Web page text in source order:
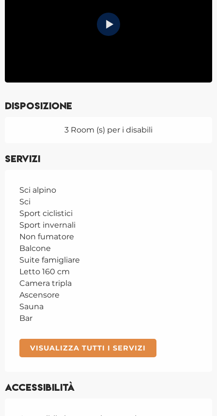
Disposizione
3 Room (s) per i disabili
Servizi
Sci alpino
Sci
Sport ciclistici
Sport invernali
Non fumatore
Balcone
Suite famigliare
Letto 160 cm
Camera tripla
Ascensore
Sauna
Bar
VISUALIZZA TUTTI I SERVIZI
Accessibilità